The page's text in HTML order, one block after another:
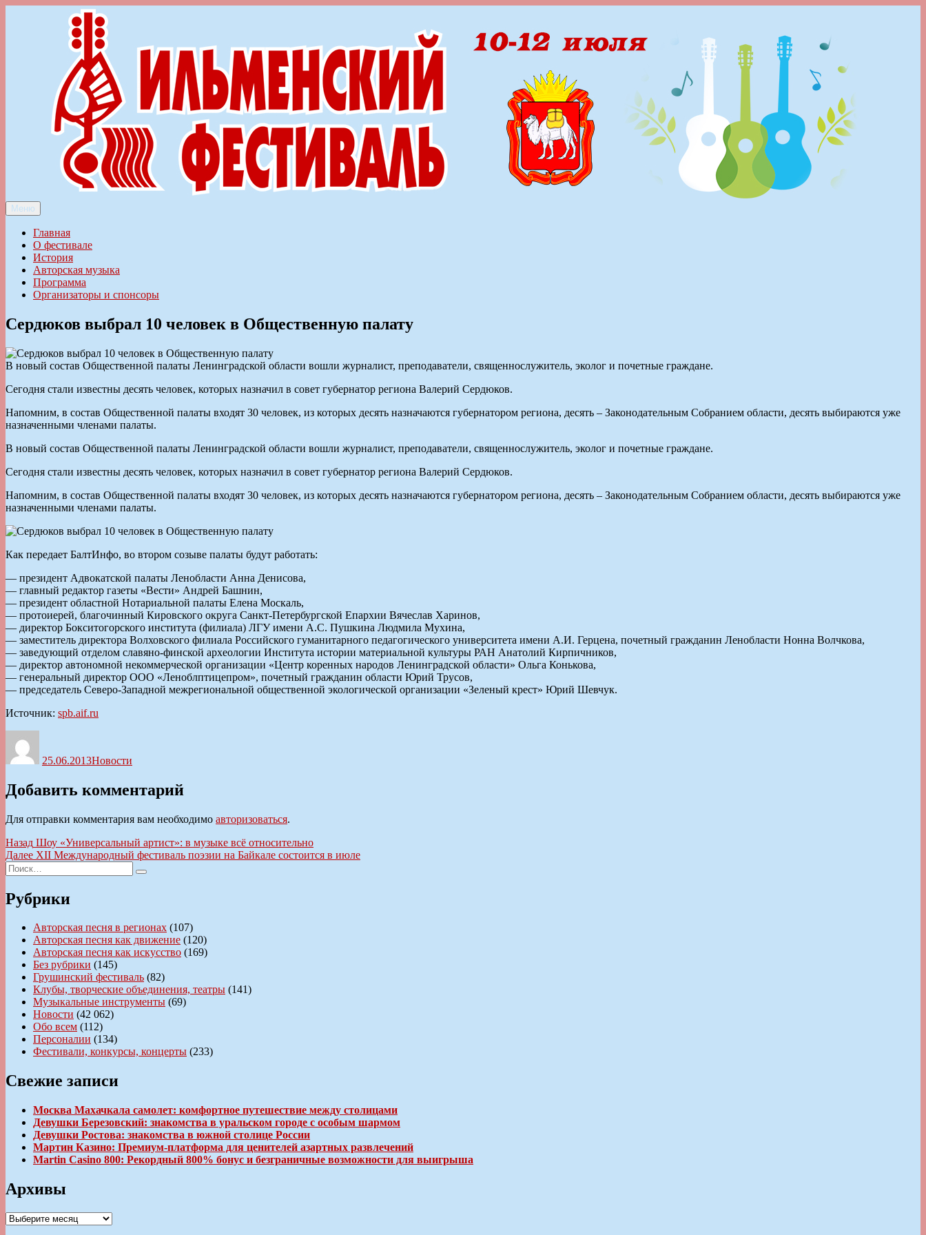
содержимому
Ильменский фестиваль авторской песни
Меню
Главная
О фестивале
История
Авторская музыка
Программа
Организаторы и спонсоры
Сердюков выбрал 10 человек в Общественную палату
В новый состав Общественной палаты Ленинградской области вошли журналист, преподаватели, священнослужитель, эколог и почетные граждане.
Сегодня стали известны десять человек, которых назначил в совет губернатор региона Валерий Сердюков.
Напомним, в состав Общественной палаты входят 30 человек, из которых десять назначаются губернатором региона, десять – Законодательным Собранием области, десять выбираются уже
назначенными членами палаты.
В новый состав Общественной палаты Ленинградской области вошли журналист, преподаватели, священнослужитель, эколог и почетные граждане.
Сегодня стали известны десять человек, которых назначил в совет губернатор региона Валерий Сердюков.
Напомним, в состав Общественной палаты входят 30 человек, из которых десять назначаются губернатором региона, десять – Законодательным Собранием области, десять выбираются уже
назначенными членами палаты.
Как передает БалтИнфо, во втором созыве палаты будут работать:
— президент Адвокатской палаты Ленобласти Анна Денисова,
— главный редактор газеты «Вести» Андрей Башнин,
— президент областной Нотариальной палаты Елена Москаль,
— протоиерей, благочинный Кировского округа Санкт-Петербургской Епархии Вячеслав Харинов,
— директор Бокситогорского института (филиала) ЛГУ имени А.С. Пушкина Людмила Мухина,
— заместитель директора Волховского филиала Российского гуманитарного педагогического университета имени А.И. Герцена, почетный гражданин Ленобласти Нонна Волчкова,
— заведующий отделом славяно-финской археологии Института истории материальной культуры РАН Анатолий Кирпичников,
— директор автономной некоммерческой организации «Центр коренных народов Ленинградской области» Ольга Конькова,
— генеральный директор ООО «Леноблптицепром», почетный гражданин области Юрий Трусов,
— председатель Северо-Западной межрегиональной общественной экологической организации «Зеленый крест» Юрий Шевчук.
Источник: spb.aif.ru
25.06.2013Новости
Добавить комментарий
Для отправки комментария вам необходимо авторизоваться.
Навигация
по
записям
Назад Предыдущая
запись:
Шоу «Универсальный артист»: в музыке всё относительно
Далее Следующая
XII Международный фестиваль поэзии на Байкале состоится в июле
Искать:
Поиск
Рубрики
Авторская песня в регионах (107)
Авторская песня как движение (120)
Авторская песня как искусство (169)
Без рубрики (145)
Грушинский фестиваль (82)
Клубы, творческие объединения, театры (141)
Музыкальные инструменты (69)
Новости (42 062)
Обо всем (112)
Персоналии (134)
Фестивали, конкурсы, концерты (233)
Свежие записи
Москва Махачкала самолет: комфортное путешествие между столицами
Девушки Березовский: знакомства в уральском городе с особым шармом
Девушки Ростова: знакомства в южной столице России
Мартин Казино: Премиум-платформа для ценителей азартных развлечений
Martin Casino 800: Рекордный 800% бонус и безграничные возможности для выигрыша
Архивы
Архивы